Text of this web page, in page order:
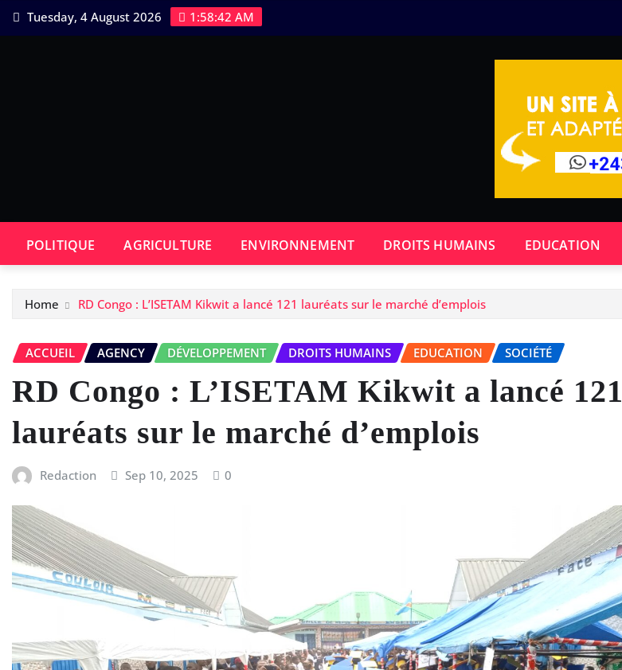
Skip Tuesday, 4 August 2026 1:58:43 AM
POLITIQUE AGRICULTURE ENVIRONNEMENT DROITS HUMAINS EDUCATION
Home RD Congo : L’ISETAM Kikwit a lancé 121 lauréats sur le marché d’emplois
ACCUEIL AGENCY DÉVELOPPEMENT DROITS HUMAINS EDUCATION SOCIÉTÉ
RD Congo : L’ISETAM Kikwit a lancé 121
lauréats sur le marché d’emplois
Redaction Sep 10, 2025 0